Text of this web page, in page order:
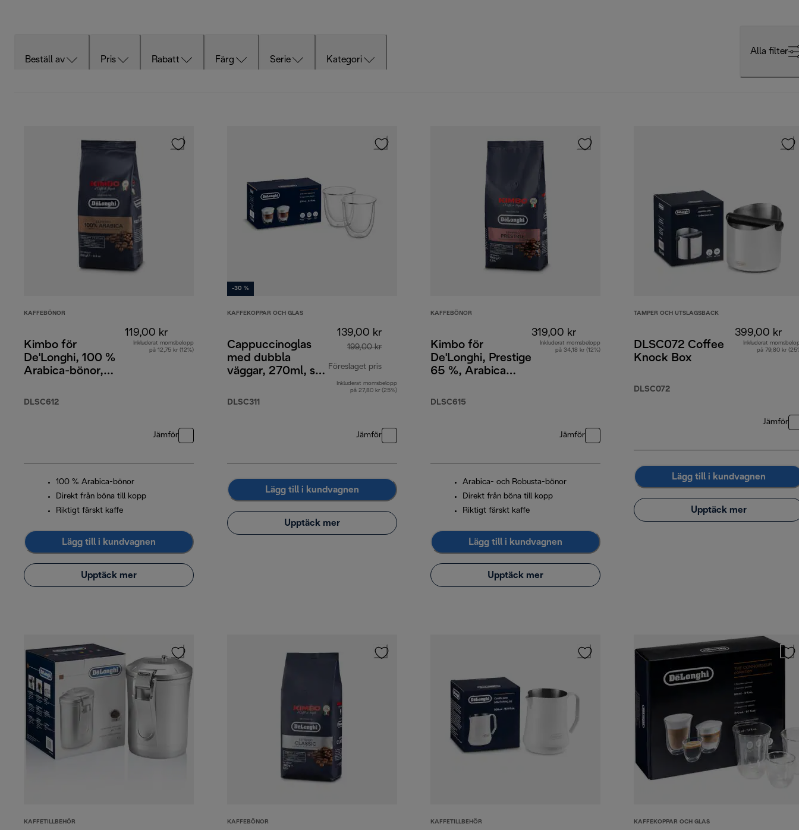
Beställ av Pris Rabatt Färg Serie Kategori
Alla filter
KAFFEBÖNOR
Kimbo för
De'Longhi, 100 %
Arabica-bönor,
DLSC612
119,00 kr
Inkluderat momsbelopp
på 12,75 kr (12%)
Jämför
100 % Arabica-bönor
Direkt från böna till kopp
Riktigt färskt kaffe
Lägg till i kundvagnen
Upptäck mer
-30 %
KAFFEKOPPAR OCH GLAS
Cappuccinoglas
med dubbla
väggar, 270ml, set
DLSC311
139,00 kr
199,00 kr
Föreslaget pris
ursprungligt pris 199,00 kr
Inkluderat momsbelopp
på 27,80 kr (25%)
Jämför
Lägg till i kundvagnen
Upptäck mer
KAFFEBÖNOR
Kimbo för
De'Longhi, Prestige
65 %, Arabica
DLSC615
319,00 kr
Inkluderat momsbelopp
på 34,18 kr (12%)
Jämför
Arabica- och Robusta-bönor
Direkt från böna till kopp
Riktigt färskt kaffe
Lägg till i kundvagnen
Upptäck mer
TAMPER OCH UTSLAGSBACK
DLSC072 Coffee
Knock Box
DLSC072
399,00 kr
Inkluderat
på 79,80 kr
Jämför
Lägg till i kundvagnen
Upptäck mer
KAFFETILLBEHÖR KAFFEBÖNOR KAFFETILLBEHÖR KAFFEKOPPAR OCH GLAS